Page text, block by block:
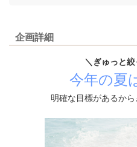
企画詳細
＼ぎゅっと
今年の夏
明確な目標があるか